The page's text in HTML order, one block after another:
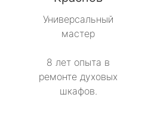
Универсальный
мастер
8 лет опыта в
ремонте духовых
шкафов.